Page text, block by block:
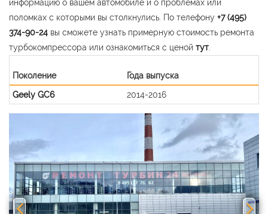
информацию о вашем автомобиле и о проблемах или
поломках с которыми вы столкнулись. По телефону +7 (495)
374-90-24 вы сможете узнать примерную стоимость ремонта
турбокомпрессора или ознакомиться с ценой тут
Поколение
Года выпуска
Geely GC6
2014-2016